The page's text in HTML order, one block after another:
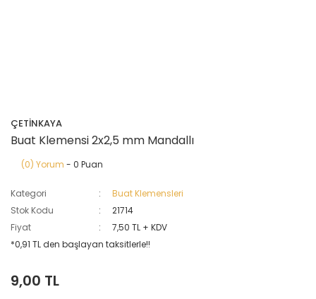
ÇETİNKAYA
Buat Klemensi 2x2,5 mm Mandallı
(0) Yorum - 0 Puan
Kategori
Buat Klemensleri
Stok Kodu
21714
Fiyat
7,50 TL + KDV
*0,91 TL den başlayan taksitlerle!!
9,00 TL